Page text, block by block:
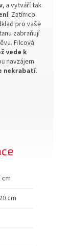
, a vytváří tak
. Zatímco
pro vaše
zabraňují
Filcová
vede k
navzájem
nekrabatí.
cm
cm